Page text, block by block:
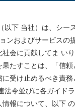
以下 当社）は、シー
ンおよびサービスの
会に貢献してま い
たすことは、「信
受け止めるべき責
法令並びに各ガイド
情報について、以下